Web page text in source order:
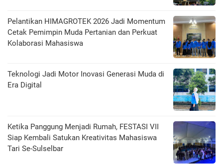
Pelantikan HIMAGROTEK 2026 Jadi Momentum
Cetak Pemimpin Muda Pertanian dan Perkuat
Kolaborasi Mahasiswa
Teknologi Jadi Motor Inovasi Generasi Muda di
Era Digital
Ketika Panggung Menjadi Rumah, FESTASI VII
Siap Kembali Satukan Kreativitas Mahasiswa
Tari Se-Sulselbar